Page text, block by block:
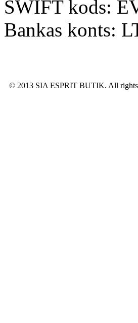
SWIFT kods:
Bankas konts:
© 2013 SIA ESPRIT BUTIK. All rights